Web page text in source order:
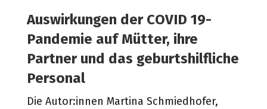
Auswirkungen der COVID 19-
Pandemie auf Mütter, ihre
Partner und das geburtshilfliche
Personal
Die Autor:innen Martina Schmiedhofer,